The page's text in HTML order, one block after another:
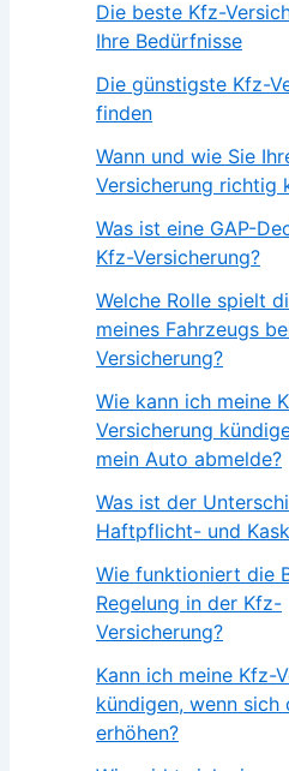
Die beste Kfz-
Ihre Bedürfnisse
Die günstigste Kfz-
finden
Wann und wie Sie
Versicherung richtig
Was ist eine GAP-
Kfz-Versicherung?
Welche Rolle spielt
meines Fahrzeugs
Versicherung?
Wie kann ich meine
Versicherung
mein Auto abmelde?
Was ist der
Haftpflicht- und
Wie funktioniert die
Regelung in der Kfz-
Versicherung?
Kann ich meine Kfz-
kündigen, wenn sich
erhöhen?